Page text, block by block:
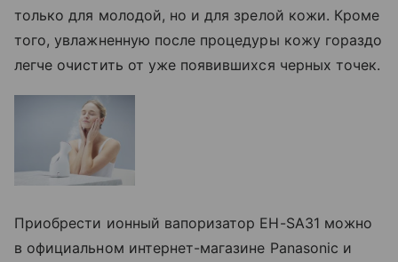
только для молодой, но и для зрелой кожи. Кроме
того, увлажненную после процедуры кожу гораздо
легче очистить от уже появившихся черных точек.
Приобрести ионный вапоризатор EH-SA31 можно
в официальном интернет-магазине Panasonic и